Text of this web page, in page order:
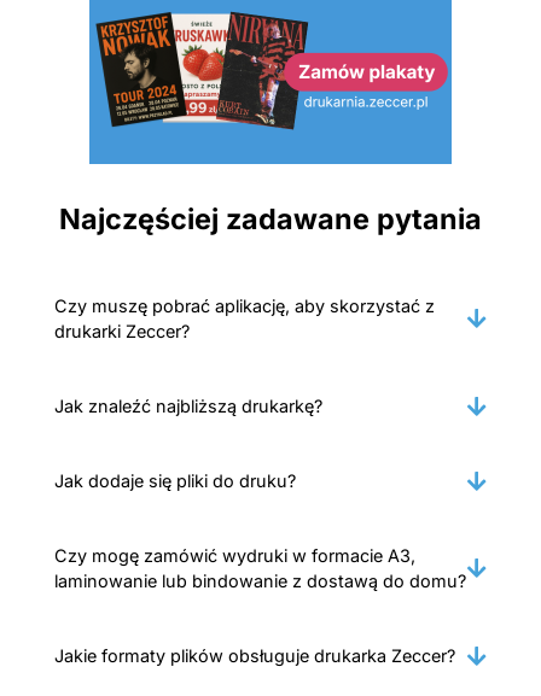
Najczęściej zadawane pytania
Czy muszę pobrać aplikację, aby skorzystać z
drukarki Zeccer?
Jak znaleźć najbliższą drukarkę?
Jak dodaje się pliki do druku?
Czy mogę zamówić wydruki w formacie A3,
laminowanie lub bindowanie z dostawą do domu?
Jakie formaty plików obsługuje drukarka Zeccer?